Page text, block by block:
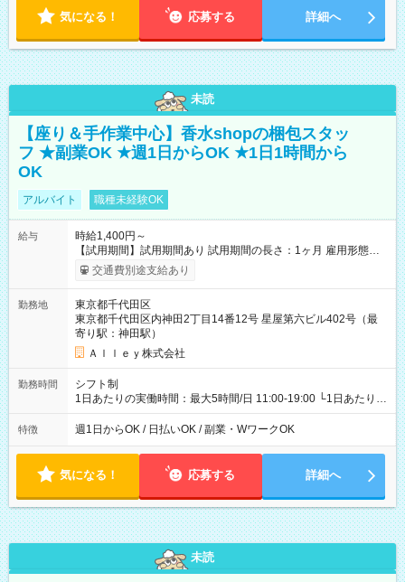
気になる！ 応募する 詳細へ
未読
【座り＆手作業中心】香水shopの梱包スタッ
フ ★副業OK ★週1日からOK ★1日1時間から
OK
アルバイト 職種未経験OK
給与
時給1,400円～
【試用期間】試用期間あり 試用期間の長さ：1ヶ月 雇用形態、
給与は本採用時と同じです。
交通費別途支給あり
勤務地
東京都千代田区
東京都千代田区内神田2丁目14番12号 星屋第六ビル402号（最
寄り駅：神田駅）
Ａｌｌｅｙ株式会社
勤務時間
シフト制
1日あたりの実働時間：最大5時間/日 11:00-19:00 └1日あたりの
実働時間：1-5時間 └上記の時間帯内であれば、いつでも勤務可
能！ └平日・土曜日の中で、お好きな曜日でご勤務いただけま
18:00 などのように、自由な働き方が可能なお仕事です！
特徴 週1日からOK / 日払いOK / 副業・WワークOK
気になる！ 応募する 詳細へ
未読